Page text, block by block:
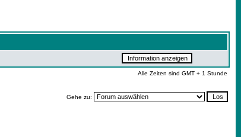
Alle Zeiten sind GMT + 1 Stunde
Gehe zu: